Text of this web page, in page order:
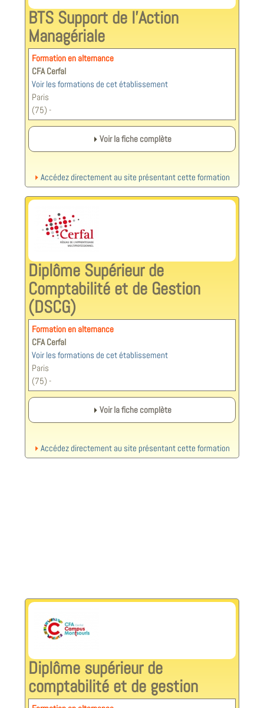
BTS Support de l'Action
Managériale
Formation en alternance
CFA Cerfal
Voir les formations de cet établissement
Paris
(75) -
Voir la fiche complète
Accédez directement au site présentant cette formation
Diplôme Supérieur de
Comptabilité et de Gestion
(DSCG)
Formation en alternance
CFA Cerfal
Voir les formations de cet établissement
Paris
(75) -
Voir la fiche complète
Accédez directement au site présentant cette formation
Diplôme supérieur de
comptabilité et de gestion